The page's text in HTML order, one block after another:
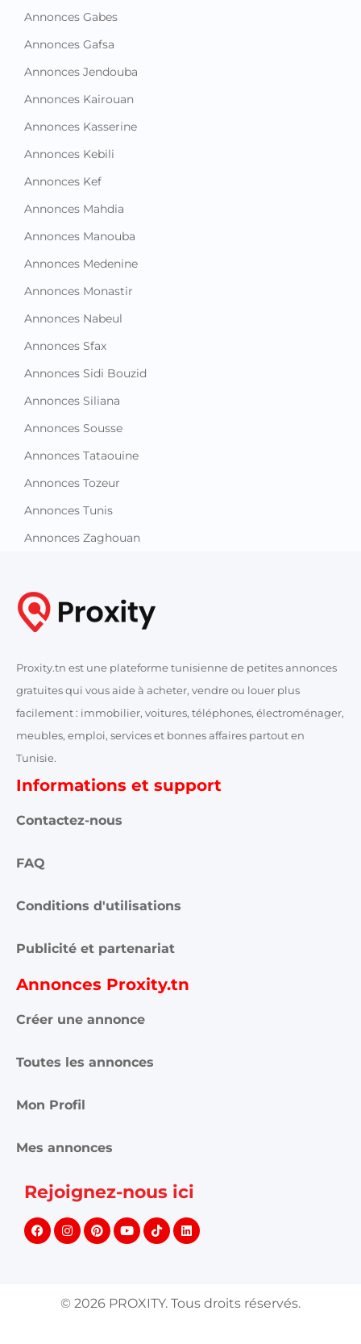
Annonces Gabes
Annonces Gafsa
Annonces Jendouba
Annonces Kairouan
Annonces Kasserine
Annonces Kebili
Annonces Kef
Annonces Mahdia
Annonces Manouba
Annonces Medenine
Annonces Monastir
Annonces Nabeul
Annonces Sfax
Annonces Sidi Bouzid
Annonces Siliana
Annonces Sousse
Annonces Tataouine
Annonces Tozeur
Annonces Tunis
Annonces Zaghouan
Proxity.tn est une plateforme tunisienne de petites annonces
gratuites qui vous aide à acheter, vendre ou louer plus
facilement : immobilier, voitures, téléphones, électroménager,
meubles, emploi, services et bonnes affaires partout en
Tunisie.
Informations et support
Contactez-nous
FAQ
Conditions d'utilisations
Publicité et partenariat
Annonces Proxity.tn
Créer une annonce
Toutes les annonces
Mon Profil
Mes annonces
Rejoignez-nous ici
© 2026 PROXITY. Tous droits réservés.